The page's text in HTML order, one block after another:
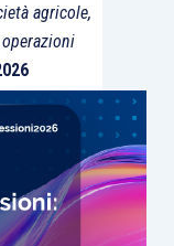
agricole,